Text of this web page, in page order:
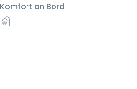
Komfort an Bord